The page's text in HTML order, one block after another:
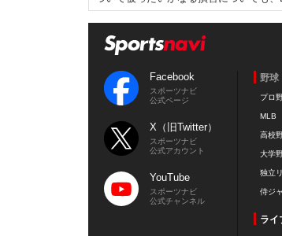
Facebook
スポーツナビ
公式ページ
X（旧Twitter）
スポーツナビ
公式アカウント
YouTube
スポーツナビ
公式チャンネル
野球
プロ
MLB
高校
大学
独立
侍ジ
ライ